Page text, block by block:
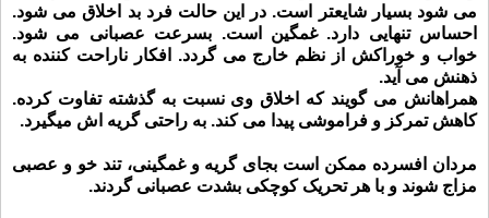
می شود بسیار شایعتر است. در این حالت فردبد اخلاق می شود.
احساستنهایی دارد.غمگین است. بسرعت عصبانی می شود.
خواب و خوراکش از نظم خارج می گردد. افکار ناراحت کننده به
ذهنش می آید.
همراهانش می گویند که اخلاق وی نسبت به گذشته تفاوت کرده.
کاهش تمرکز و فراموشی پیدا می کند. به راحتیگریه اش میگیرد.
مردان افسرده ممکن است بجای گریه و غمگینی،تند خو و عصبی
مزاج شوند و با هر تحریک کوچکی بشدت عصبانی گردند.